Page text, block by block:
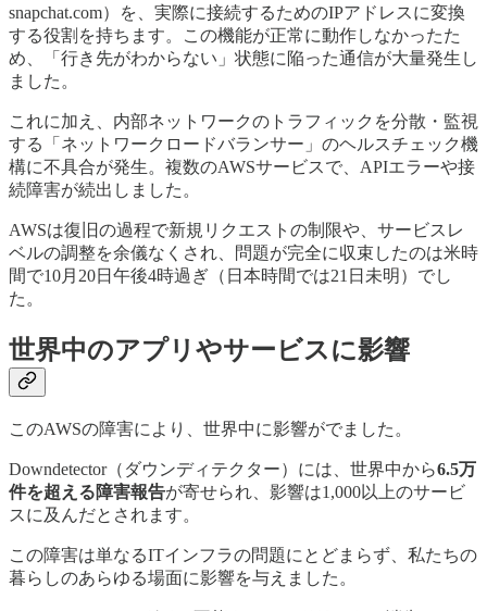
snapchat.com）を、実際に接続するためのIPアドレスに変換
する役割を持ちます。この機能が正常に動作しなかったた
め、「行き先がわからない」状態に陥った通信が大量発生し
ました。
これに加え、内部ネットワークのトラフィックを分散・監視
する「ネットワークロードバランサー」のヘルスチェック機
構に不具合が発生。複数のAWSサービスで、APIエラーや接
続障害が続出しました。
AWSは復旧の過程で新規リクエストの制限や、サービスレ
ベルの調整を余儀なくされ、問題が完全に収束したのは米時
間で10月20日午後4時過ぎ（日本時間では21日未明）でし
た。
世界中のアプリやサービスに影響
このAWSの障害により、世界中に影響がでました。
Downdetector（ダウンディテクター）には、世界中から6.5万
件を超える障害報告が寄せられ、影響は1,000以上のサービ
スに及んだとされます。
この障害は単なるITインフラの問題にとどまらず、私たちの
暮らしのあらゆる場面に影響を与えました。